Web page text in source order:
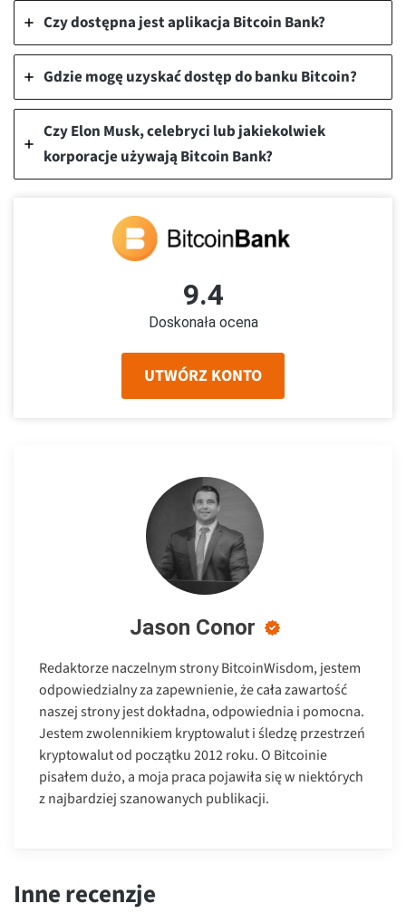
Czy dostępna jest aplikacja Bitcoin Bank?
Gdzie mogę uzyskać dostęp do banku Bitcoin?
Czy Elon Musk, celebryci lub jakiekolwiek
korporacje używają Bitcoin Bank?
9.4
Doskonała ocena
UTWÓRZ KONTO
Jason Conor
Redaktorze naczelnym strony BitcoinWisdom, jestem
odpowiedzialny za zapewnienie, że cała zawartość
naszej strony jest dokładna, odpowiednia i pomocna.
Jestem zwolennikiem kryptowalut i śledzę przestrzeń
kryptowalut od początku 2012 roku. O Bitcoinie
pisałem dużo, a moja praca pojawiła się w niektórych
z najbardziej szanowanych publikacji.
Inne recenzje